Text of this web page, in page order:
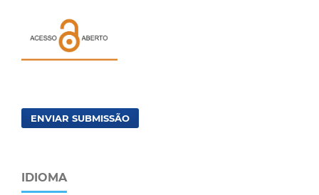
ENVIAR SUBMISSÃO
IDIOMA